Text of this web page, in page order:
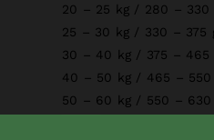
20 – 25 kg / 280 – 330
25 – 30 kg / 330 – 375
30 – 40 kg / 375 – 465
40 – 50 kg / 465 – 550
50 – 60 kg / 550 – 630